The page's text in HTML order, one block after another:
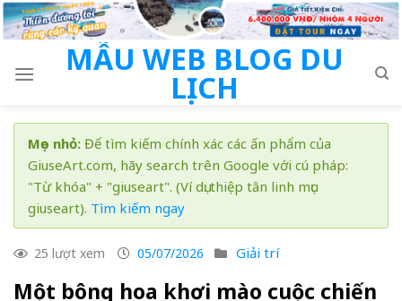
Skip
to
MẪU WEB BLOG DU
LỊCH
Mẹo nhỏ: Để tìm kiếm chính xác các ấn phẩm của
GiuseArt.com, hãy search trên Google với cú pháp:
"Từ khóa" + "giuseart". (Ví dụ: thiệp tân linh mục
giuseart). Tìm kiếm ngay
25 lượt xem 05/07/2026 Giải trí
Một bông hoa khơi mào cuộc chiến